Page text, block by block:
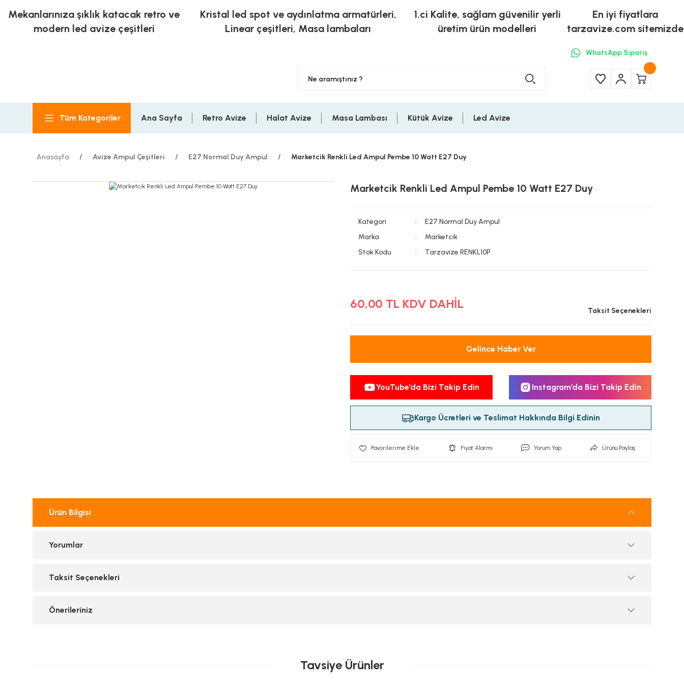
Mekanlarınıza şıklık katacak retro ve
modern led avize çeşitleri
Kristal led spot ve aydınlatma armatürleri,
Linear çeşitleri, Masa lambaları
1.ci Kalite, sağlam güvenilir yerli
üretim ürün modelleri
En iyi fiyatlara
tarzavize.com sitemizde
WhatsApp Sipariş
Tüm Kategoriler Ana Sayfa Retro Avize Halat Avize Masa Lambası Kütük Avize Led Avize
Anasayfa Avize Ampul Çeşitleri E27 Normal Duy Ampul Marketcik Renkli Led Ampul Pembe 10 Watt E27 Duy
Marketcik Renkli Led Ampul Pembe 10 Watt E27 Duy
Kategori
E27 Normal Duy Ampul
Marka
Marketcik
Stok Kodu
Tarzavize RENKL10P
60,00 TL KDV DAHİL Taksit Seçenekleri
Gelince Haber Ver
YouTube’da Bizi Takip Edin Instagram’da Bizi Takip Edin
Kargo Ücretleri ve Teslimat Hakkında Bilgi Edinin
Fiyat Alarmı Yorum Yap Ürünü Paylaş
Ürün Bilgisi
Yorumlar
Taksit Seçenekleri
Önerileriniz
Tavsiye Ürünler